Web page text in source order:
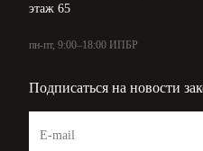
этаж 65
пн-пт, 9:00–18:00 ИПБР
Подписаться на новости